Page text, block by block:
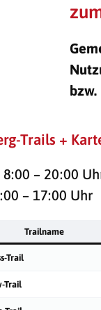
Trails +
– 20:00
– 17:00 Uhr
Trailname
Trail
Trail